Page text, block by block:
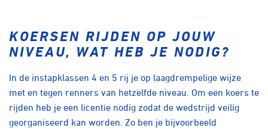
KOERSEN RIJDEN OP JOUW
NIVEAU, WAT HEB JE NODIG?
In de instapklassen 4 en 5 rij je op laagdrempelige wijze
met en tegen renners van hetzelfde niveau. Om een koers te
rijden heb je een licentie nodig zodat de wedstrijd veilig
georganiseerd kan worden. Zo ben je bijvoorbeeld